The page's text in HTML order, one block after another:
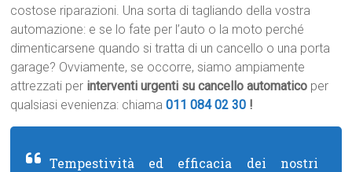
costose riparazioni. Una sorta di tagliando della vostra
automazione: e se lo fate per l’auto o la moto perché
dimenticarsene quando si tratta di un cancello o una porta
garage? Ovviamente, se occorre, siamo ampiamente
attrezzati per interventi urgenti su cancello automatico per
qualsiasi evenienza: chiama011 084 02 30 !
Tempestività ed efficacia dei nostri